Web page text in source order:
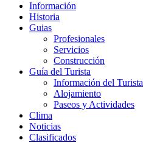
Información
Historia
Guias
Profesionales
Servicios
Construcción
Guía del Turista
Información del Turista
Alojamiento
Paseos y Actividades
Clima
Noticias
Clasificados